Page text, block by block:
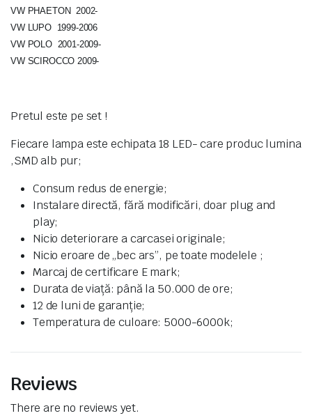
VW PHAETON 2002-
VW LUPO 1999-2006
VW POLO 2001-2009-
VW SCIROCCO 2009-
Pretul este pe set !
Fiecare lampa este echipata 18 LED- care produc lumina
,SMD alb pur;
Consum redus de energie;
Instalare directă, fără modificări, doar plug and
play;
Nicio deteriorare a carcasei originale;
Nicio eroare de „bec ars”, pe toate modelele ;
Marcaj de certificare E mark;
Durata de viață: până la 50.000 de ore;
12 de luni de garanție;
Temperatura de culoare: 5000-6000k;
Reviews
There are no reviews yet.